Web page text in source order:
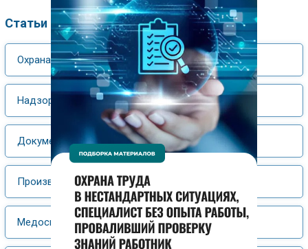
Статьи по рубрикам
Охрана труда
Надзор и контроль
Документооборот
Производственный контроль
Медосмотры